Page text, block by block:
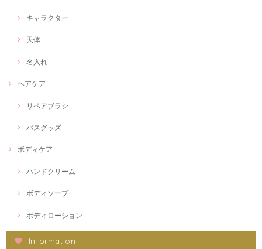
キャラクター
天体
名入れ
ヘアケア
リペアブラシ
バスグッズ
ボディケア
ハンドクリーム
ボディソープ
ボディローション
Information